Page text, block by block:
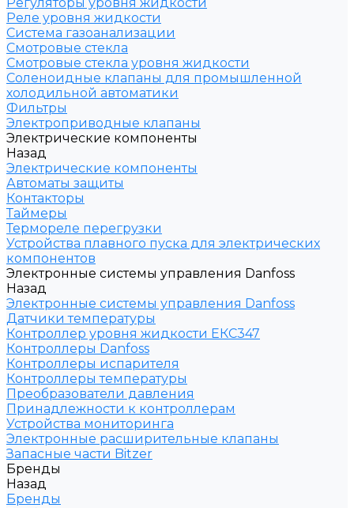
Реле уровня жидкости
Система газоанализации
Смотровые стекла
Смотровые стекла уровня жидкости
Соленоидные клапаны для промышленной
холодильной автоматики
Фильтры
Электроприводные клапаны
Электрические компоненты
Назад
Электрические компоненты
Автоматы защиты
Контакторы
Таймеры
Термореле перегрузки
Устройства плавного пуска для электрических
компонентов
Электронные системы управления Danfoss
Назад
Электронные системы управления Danfoss
Датчики температуры
Контроллер уровня жидкости ЕКС347
Контроллеры Danfoss
Контроллеры испарителя
Контроллеры температуры
Преобразователи давления
Принадлежности к контроллерам
Устройства мониторинга
Электронные расширительные клапаны
Запасные части Bitzer
Бренды
Назад
Бренды